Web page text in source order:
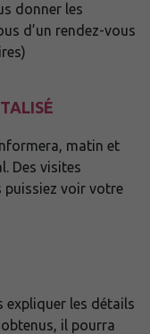
donner les
d’un rendez-vous
matin et
Des visites
puissiez voir votre
expliquer les détails
il pourra